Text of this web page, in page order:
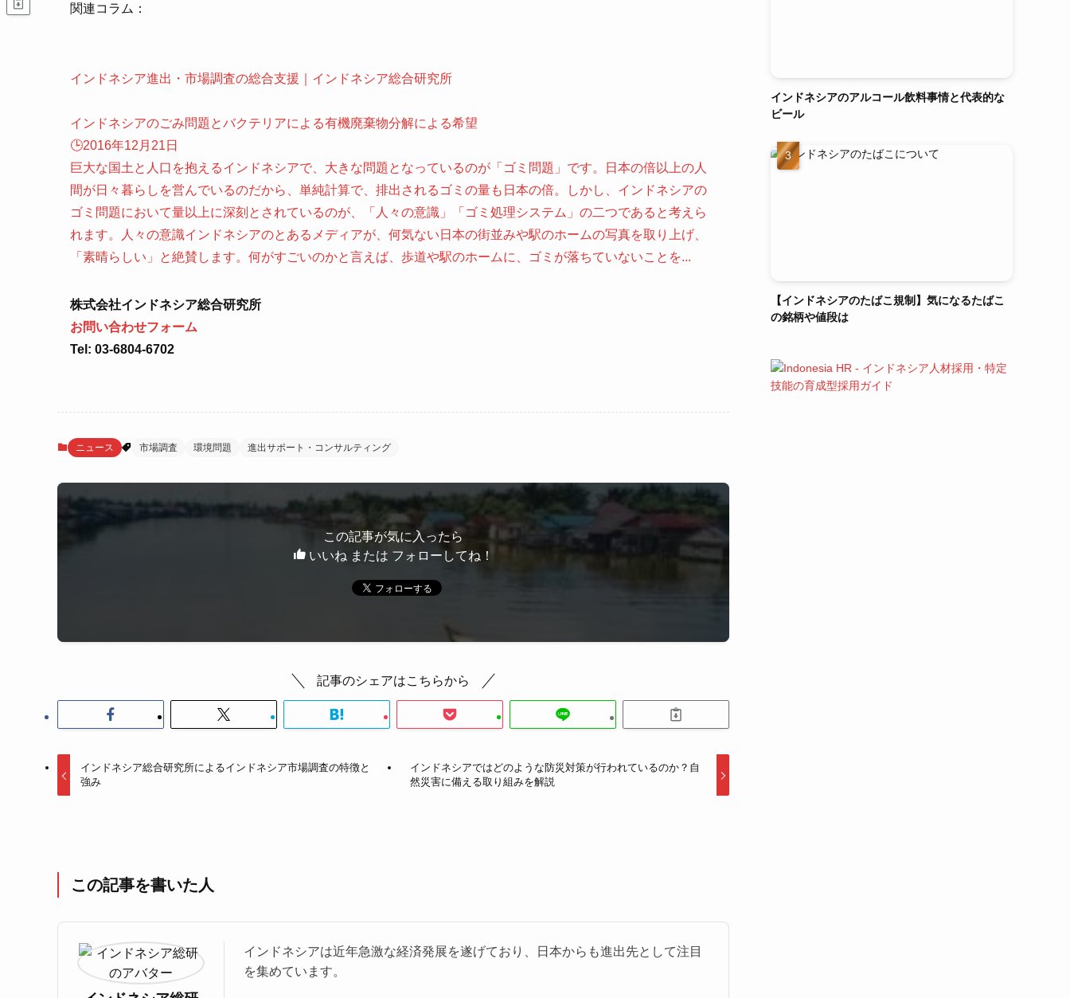
関連コラム：
インドネシア進出・市場調査の総合支援｜インドネシア総合研究所
インドネシアのごみ問題とバクテリアによる有機廃棄物分解による希望
🕒️2016年12月21日
巨大な国土と人口を抱えるインドネシアで、大きな問題となっているのが「ゴミ問題」です。日本の倍以上の人
間が日々暮らしを営んでいるのだから、単純計算で、排出されるゴミの量も日本の倍。しかし、インドネシアの
ゴミ問題において量以上に深刻とされているのが、「人々の意識」「ゴミ処理システム」の二つであると考えら
れます。人々の意識インドネシアのとあるメディアが、何気ない日本の街並みや駅のホームの写真を取り上げ、
「素晴らしい」と絶賛します。何がすごいのかと言えば、歩道や駅のホームに、ゴミが落ちていないことを...
株式会社インドネシア総合研究所
お問い合わせフォーム
Tel: 03-6804-6702
ニュース 市場調査 環境問題 進出サポート・コンサルティング
この記事が気に入ったら
いいね または フォローしてね！
記事のシェアはこちらから
インドネシア総合研究所によるインドネシア市場調査の特徴と
強み
インドネシアではどのような防災対策が行われているのか？自
然災害に備える取り組みを解説
この記事を書いた人
インドネシアは近年急激な経済発展を遂げており、日本からも進出先として注目
を集めています。
インドネシアのアルコール飲料事情と代表的な
ビール
【インドネシアのたばこ規制】気になるたばこ
の銘柄や値段は